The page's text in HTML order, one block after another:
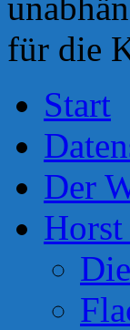
Start
Der
Horst